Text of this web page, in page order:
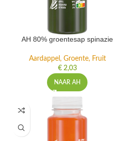
AH 80% groentesap spinazie
Aardappel, Groente, Fruit
€2,03
NAAR AH